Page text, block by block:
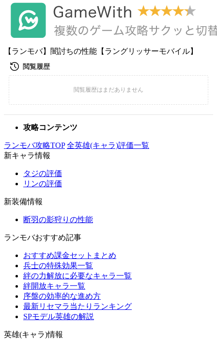
【ランモバ】闇討ちの性能【ラングリッサーモバイル】
攻略コンテンツ
ランモバ攻略TOP 全英雄(キャラ)評価一覧
新キャラ情報
タジの評価
リンの評価
新装備情報
断羽の影狩りの性能
ランモバおすすめ記事
おすすめ課金セットまとめ
兵士の特殊効果一覧
絆の力解放に必要なキャラ一覧
絆開放キャラ一覧
序盤の効率的な進め方
最新リセマラ当たりランキング
SPモデル英雄の解説
英雄(キャラ)情報